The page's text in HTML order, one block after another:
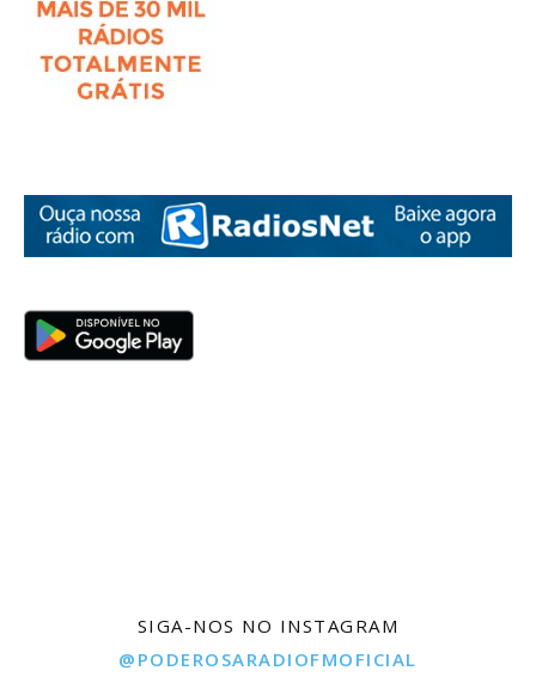
SIGA-NOS NO INSTAGRAM
@PODEROSARADIOFMOFICIAL